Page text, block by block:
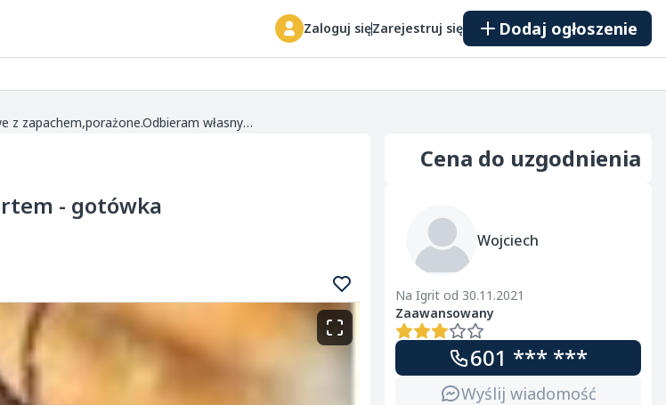
Zaloguj sięZarejestruj się Dodaj ogłoszenie
Kupię zboże niepełnowartościowe z zapachem,porażone.Odbieram własnym transportem - gotówka na wadze.
- gotówka
Cena do uzgodnienia
Wojciech
Na Igrit od 30.11.2021
Zaawansowany
601 *** ***
Wyślij wiadomość